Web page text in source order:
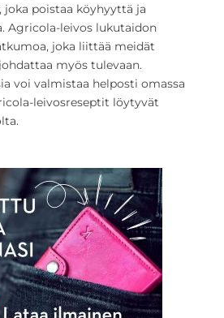
joka poistaa köyhyyttä ja
Agricola-leivos lukutaidon
joka liittää meidät
myös tulevaan.
voi valmistaa helposti omassa
leivosreseptit löytyvät